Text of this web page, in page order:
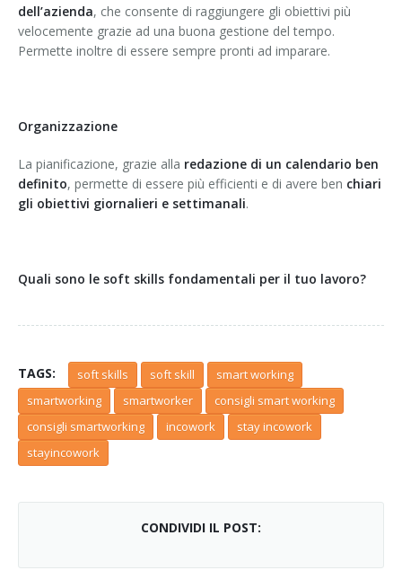
dell’azienda, che consente di raggiungere gli obiettivi più
velocemente grazie ad una buona gestione del tempo.
Permette inoltre di essere sempre pronti ad imparare.
Organizzazione
La pianificazione, grazie alla redazione di un calendario ben
definito, permette di essere più efficienti e di avere ben chiari
gli obiettivi giornalieri e settimanali.
Quali sono le soft skills fondamentali per il tuo lavoro?
TAGS: soft skills soft skill
smart working
smartworking
smartworker
consigli smart working
consigli smartworking
incowork
stay incowork
stayincowork
CONDIVIDI IL POST: